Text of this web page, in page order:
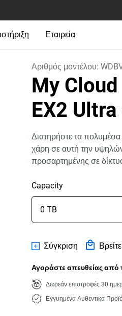
Εταιρεία
Αριθμός μοντέλου:
My
EX2 Ultra
Διατηρήστε τα
χάρη σε αυτή την
προσαρτημένης σε
Capacity
Σύγκριση
Αγοράστε απευθείας από
Δωρεάν επιστροφές 30
Εγγυημένα Αυθεντικά